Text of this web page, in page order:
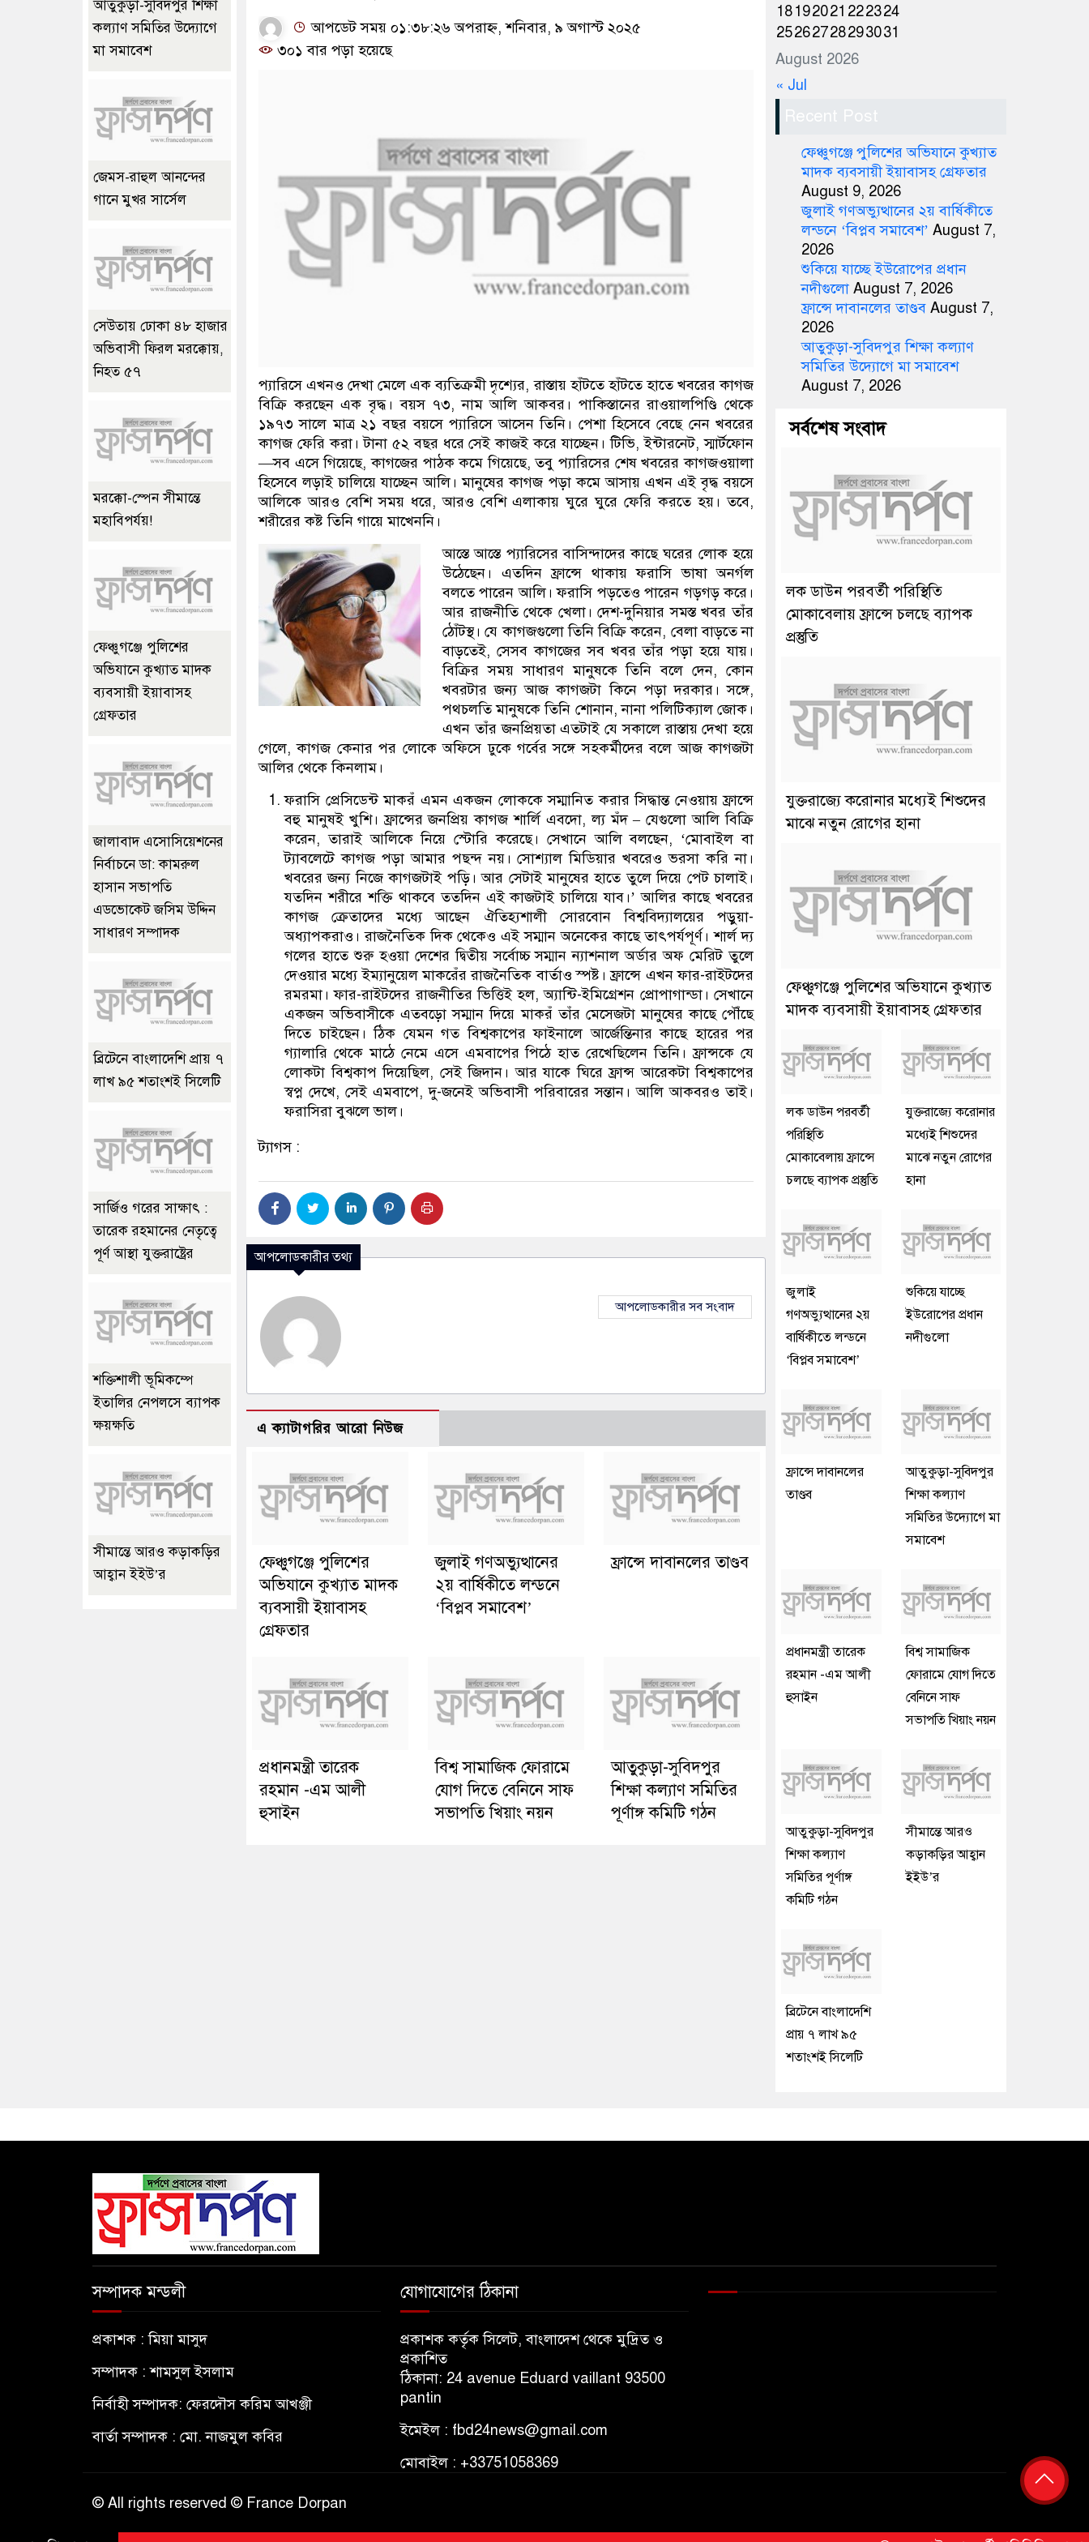
আপডেট সময় ০১:৩৮:২৬ অপরাহ্ন, শনিবার, ৯ অগাস্ট ২০২৫
৩০১ বার পড়া হয়েছে
প্যারিসে এখনও দেখা মেলে এক ব্যতিক্রমী দৃশ্যের, রাস্তায় হাঁটতে হাঁটতে হাতে খবরের কাগজ
বিক্রি করছেন এক বৃদ্ধ। বয়স ৭৩, নাম আলি আকবর। পাকিস্তানের রাওয়ালপিণ্ডি থেকে
১৯৭৩ সালে মাত্র ২১ বছর বয়সে প্যারিসে আসেন তিনি। পেশা হিসেবে বেছে নেন খবরের
কাগজ ফেরি করা। টানা ৫২ বছর ধরে সেই কাজই করে যাচ্ছেন। টিভি, ইন্টারনেট, স্মার্টফোন
—সব এসে গিয়েছে, কাগজের পাঠক কমে গিয়েছে, তবু প্যারিসের শেষ খবরের কাগজওয়ালা
হিসেবে লড়াই চালিয়ে যাচ্ছেন আলি। মানুষের কাগজ পড়া কমে আসায় এখন এই বৃদ্ধ বয়সে
আলিকে আরও বেশি সময় ধরে, আরও বেশি এলাকায় ঘুরে ঘুরে ফেরি করতে হয়। তবে,
শরীরের কষ্ট তিনি গায়ে মাখেননি।
আস্তে আস্তে প্যারিসের বাসিন্দাদের কাছে ঘরের লোক হয়ে
উঠেছেন। এতদিন ফ্রান্সে থাকায় ফরাসি ভাষা অনর্গল
বলতে পারেন আলি। ফরাসি পড়তেও পারেন গড়গড় করে।
আর রাজনীতি থেকে খেলা। দেশ-দুনিয়ার সমস্ত খবর তাঁর
ঠোঁটস্থ। যে কাগজগুলো তিনি বিক্রি করেন, বেলা বাড়তে না
বাড়তেই, সেসব কাগজের সব খবর তাঁর পড়া হয়ে যায়।
বিক্রির সময় সাধারণ মানুষকে তিনি বলে দেন, কোন
খবরটার জন্য আজ কাগজটা কিনে পড়া দরকার। সঙ্গে,
পথচলতি মানুষকে তিনি শোনান, নানা পলিটিক্যাল জোক।
এখন তাঁর জনপ্রিয়তা এতটাই যে সকালে রাস্তায় দেখা হয়ে
গেলে, কাগজ কেনার পর লোকে অফিসে ঢুকে গর্বের সঙ্গে সহকর্মীদের বলে আজ কাগজটা
আলির থেকে কিনলাম।
ফরাসি প্রেসিডেন্ট মাকরঁ এমন একজন লোককে সম্মানিত করার সিদ্ধান্ত নেওয়ায় ফ্রান্সে
বহু মানুষই খুশি। ফ্রান্সের জনপ্রিয় কাগজ শার্লি এবদো, ল্য মঁদ – যেগুলো আলি বিক্রি
করেন, তারাই আলিকে নিয়ে স্টোরি করেছে। সেখানে আলি বলছেন, ‘মোবাইল বা
ট্যাবলেটে কাগজ পড়া আমার পছন্দ নয়। সোশ্যাল মিডিয়ার খবরেও ভরসা করি না।
খবরের জন্য নিজে কাগজটাই পড়ি। আর সেটাই মানুষের হাতে তুলে দিয়ে পেট চালাই।
যতদিন শরীরে শক্তি থাকবে ততদিন এই কাজটাই চালিয়ে যাব।’ আলির কাছে খবরের
কাগজ ক্রেতাদের মধ্যে আছেন ঐতিহ্যশালী সোরবোন বিশ্ববিদ্যালয়ের পড়ুয়া-
অধ্যাপকরাও। রাজনৈতিক দিক থেকেও এই সম্মান অনেকের কাছে তাৎপর্যপূর্ণ। শার্ল দ্য
গলের হাতে শুরু হওয়া দেশের দ্বিতীয় সর্বোচ্চ সম্মান ন্যাশনাল অর্ডার অফ মেরিট তুলে
দেওয়ার মধ্যে ইম্যানুয়েল মাকরেঁর রাজনৈতিক বার্তাও স্পষ্ট। ফ্রান্সে এখন ফার-রাইটদের
রমরমা। ফার-রাইটদের রাজনীতির ভিত্তিই হল, অ্যান্টি-ইমিগ্রেশন প্রোপাগান্ডা। সেখানে
একজন অভিবাসীকে এতবড়ো সম্মান দিয়ে মাকরঁ তাঁর মেসেজটা মানুষের কাছে পৌঁছে
দিতে চাইছেন। ঠিক যেমন গত বিশ্বকাপের ফাইনালে আর্জেন্তিনার কাছে হারের পর
গ্যালারি থেকে মাঠে নেমে এসে এমবাপের পিঠে হাত রেখেছিলেন তিনি। ফ্রান্সকে যে
লোকটা বিশ্বকাপ দিয়েছিল, সেই জিদান। আর যাকে ঘিরে ফ্রান্স আরেকটা বিশ্বকাপের
স্বপ্ন দেখে, সেই এমবাপে, দু-জনেই অভিবাসী পরিবারের সন্তান। আলি আকবরও তাই।
ফরাসিরা বুঝলে ভাল।
ট্যাগস :
আপলোডকারীর তথ্য
আপলোডকারীর সব সংবাদ
এ ক্যাটাগরির আরো নিউজ
ফেঞ্চুগঞ্জে পুলিশের
অভিযানে কুখ্যাত মাদক
ব্যবসায়ী ইয়াবাসহ
গ্রেফতার
জুলাই গণঅভ্যুত্থানের
২য় বার্ষিকীতে লন্ডনে
‘বিপ্লব সমাবেশ’
ফ্রান্সে দাবানলের তাণ্ডব
প্রধানমন্ত্রী তারেক
রহমান -এম আলী
হুসাইন
বিশ্ব সামাজিক ফোরামে
যোগ দিতে বেনিনে সাফ
সভাপতি খিয়াং নয়ন
আতুকুড়া-সুবিদপুর
শিক্ষা কল্যাণ সমিতির
পূর্ণাঙ্গ কমিটি গঠন
আতুকুড়া-সুবিদপুর শিক্ষা
কল্যাণ সমিতির উদ্যোগে
মা সমাবেশ
জেমস-রাহুল আনন্দের
গানে মুখর সার্সেল
সেউতায় ঢোকা ৪৮ হাজার
অভিবাসী ফিরল মরক্কোয়,
নিহত ৫৭
মরক্কো-স্পেন সীমান্তে
মহাবিপর্যয়!
ফেঞ্চুগঞ্জে পুলিশের
অভিযানে কুখ্যাত মাদক
ব্যবসায়ী ইয়াবাসহ
গ্রেফতার
জালাবাদ এসোসিয়েশনের
নির্বাচনে ডা: কামরুল
হাসান সভাপতি
এডভোকেট জসিম উদ্দিন
সাধারণ সম্পাদক
ব্রিটেনে বাংলাদেশি প্রায় ৭
লাখ ৯৫ শতাংশই সিলেটি
সার্জিও গরের সাক্ষাৎ :
তারেক রহমানের নেতৃত্বে
পূর্ণ আস্থা যুক্তরাষ্ট্রের
শক্তিশালী ভূমিকম্পে
ইতালির নেপলসে ব্যাপক
ক্ষয়ক্ষতি
সীমান্তে আরও কড়াকড়ির
আহ্বান ইইউ’র
August 2026
18192021 222324
25262728293031
« Jul
Recent Post
ফেঞ্চুগঞ্জে পুলিশের অভিযানে কুখ্যাত
মাদক ব্যবসায়ী ইয়াবাসহ গ্রেফতার
August 9, 2026
জুলাই গণঅভ্যুত্থানের ২য় বার্ষিকীতে
লন্ডনে ‘বিপ্লব সমাবেশ’ August 7,
2026
শুকিয়ে যাচ্ছে ইউরোপের প্রধান
নদীগুলো August 7, 2026
ফ্রান্সে দাবানলের তাণ্ডব August 7,
2026
আতুকুড়া-সুবিদপুর শিক্ষা কল্যাণ
সমিতির উদ্যোগে মা সমাবেশ
August 7, 2026
সর্বশেষ সংবাদ
লক ডাউন পরবর্তী পরিস্থিতি
মোকাবেলায় ফ্রান্সে চলছে ব্যাপক
প্রস্তুতি
যুক্তরাজ্যে করোনার মধ্যেই শিশুদের
মাঝে নতুন রোগের হানা
ফেঞ্চুগঞ্জে পুলিশের অভিযানে কুখ্যাত
মাদক ব্যবসায়ী ইয়াবাসহ গ্রেফতার
লক ডাউন পরবর্তী
পরিস্থিতি
মোকাবেলায় ফ্রান্সে
চলছে ব্যাপক প্রস্তুতি
যুক্তরাজ্যে করোনার
মধ্যেই শিশুদের
মাঝে নতুন রোগের
হানা
জুলাই
গণঅভ্যুত্থানের ২য়
বার্ষিকীতে লন্ডনে
‘বিপ্লব সমাবেশ’
শুকিয়ে যাচ্ছে
ইউরোপের প্রধান
নদীগুলো
ফ্রান্সে দাবানলের
তাণ্ডব
আতুকুড়া-সুবিদপুর
শিক্ষা কল্যাণ
সমিতির উদ্যোগে মা
সমাবেশ
প্রধানমন্ত্রী তারেক
রহমান -এম আলী
হুসাইন
বিশ্ব সামাজিক
ফোরামে যোগ দিতে
বেনিনে সাফ
সভাপতি খিয়াং নয়ন
আতুকুড়া-সুবিদপুর
শিক্ষা কল্যাণ
সমিতির পূর্ণাঙ্গ
কমিটি গঠন
সীমান্তে আরও
কড়াকড়ির আহ্বান
ইইউ’র
ব্রিটেনে বাংলাদেশি
প্রায় ৭ লাখ ৯৫
শতাংশই সিলেটি
সম্পাদক মন্ডলী
প্রকাশক : মিয়া মাসুদ
সম্পাদক : শামসুল ইসলাম
নির্বাহী সম্পাদক: ফেরদৌস করিম আখঞ্জী
বার্তা সম্পাদক : মো. নাজমুল কবির
যোগাযোগের ঠিকানা
প্রকাশক কর্তৃক সিলেট, বাংলাদেশ থেকে মুদ্রিত ও
প্রকাশিত
ঠিকানা: 24 avenue Eduard vaillant 93500
pantin
ইমেইল : fbd24news@gmail.com
মোবাইল : +33751058369
© All rights reserved © France Dorpan